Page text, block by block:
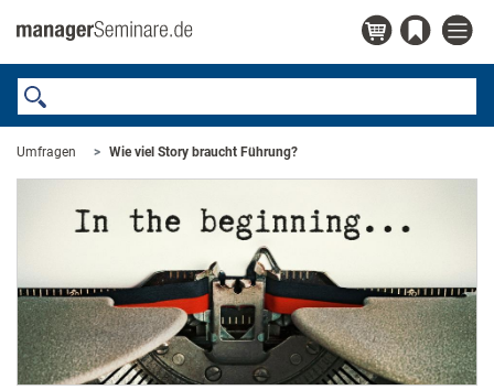
Umfragen Wie viel Story braucht Führung?